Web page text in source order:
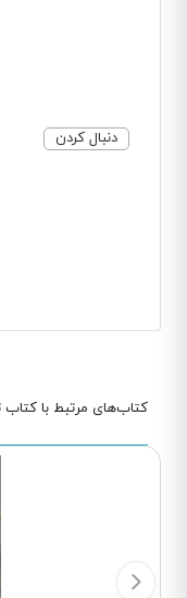
دنبال کردن
کتاب‌های مرتبط با کتاب